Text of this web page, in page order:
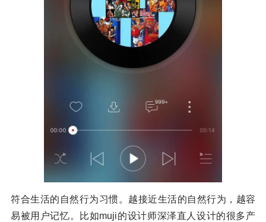
符合生活的自然行为习惯。越接近生活的自然行为，越容
易被用户记忆。比如muji的设计师深泽直人设计的很多产